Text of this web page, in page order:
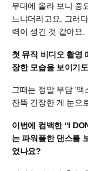
무대에 올라 보니 중
느냐더라고요. 그러
력이 생긴 것 같아요.
첫 뮤직 비디오 촬영
장한 모습을 보이기
그때는 정말 부담 ‘
잔뜩 긴장한 게 눈으
이번에 컴백한 “I
는 파워풀한 댄스를
었나요?